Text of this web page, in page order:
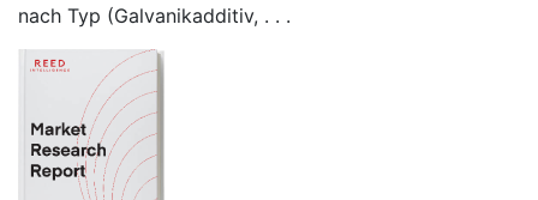
nach Typ (Galvanikadditiv, . . .